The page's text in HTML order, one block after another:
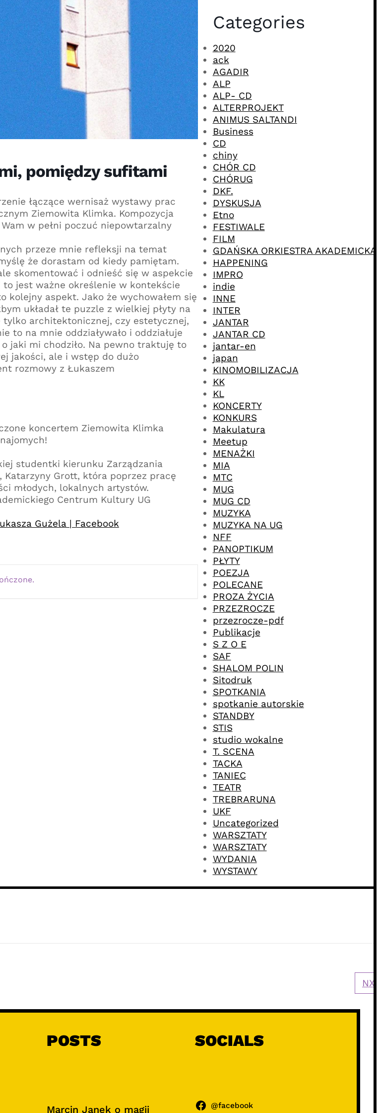
pomiędzy sufitami
łączące wernisaż wystawy prac
Ziemowita Klimka. Kompozycja
w pełni poczuć niepowtarzalny
przeze mnie refleksji na temat
że dorastam od kiedy pamiętam.
skomentować i odnieść się w aspekcie
to jest ważne określenie w kontekście
kolejny aspekt. Jako że wychowałem się
układał te puzzle z wielkiej płyty na
tylko architektonicznej, czy estetycznej,
to na mnie oddziaływało i oddziałuje
jaki mi chodziło. Na pewno traktuję to
jakości, ale i wstęp do dużo
rozmowy z Łukaszem
koncertem Ziemowita Klimka
studentki kierunku Zarządzania
Grott, która poprzez pracę
młodych, lokalnych artystów.
Centrum Kultury UG
Gużela | Facebook
Categories
2020
ack
AGADIR
ALP
ALP- CD
ALTERPROJEKT
ANIMUS SALTANDI
Business
CD
chiny
CHÓR CD
CHÓRUG
DKF.
DYSKUSJA
Etno
FESTIWALE
FILM
GDAŃSKA ORKIESTRA AKADEMICKA
HAPPENING
IMPRO
indie
INNE
INTER
JANTAR
JANTAR CD
jantar-en
japan
KINOMOBILIZACJA
KK
KL
KONCERTY
KONKURS
Makulatura
Meetup
MENAŻKI
MIA
MTC
MUG
MUG CD
MUZYKA
MUZYKA NA UG
NFF
PANOPTIKUM
PŁYTY
POEZJA
POLECANE
PROZA ŻYCIA
PRZEZROCZE
przezrocze-pdf
Publikacje
S Z O E
SAF
SHALOM POLIN
Sitodruk
SPOTKANIA
spotkanie autorskie
STANDBY
STIS
studio wokalne
T. SCENA
TACKA
TANIEC
TEATR
TREBRARUNA
UKF
Uncategorized
WARSZTATY
WARSZTATY
WYDANIA
WYSTAWY
POSTS
Marcin Janek o magii
SOCIALS
@facebook